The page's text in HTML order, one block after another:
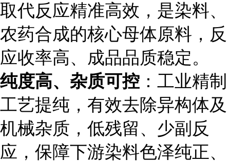
取代反应精准高效，是染料、
农药合成的核心母体原料，反
应收率高、成品品质稳定。
纯度高、杂质可控 ：工业精制
工艺提纯，有效去除异构体及
机械杂质，低残留、少副反
应，保障下游染料色泽纯正、